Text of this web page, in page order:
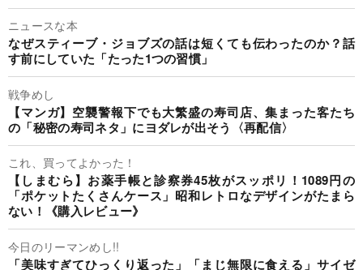
ニュースな本
なぜスティーブ・ジョブズの話は短くても伝わったのか？話
す前にしていた「たった1つの習慣」
戦争めし
【マンガ】空襲警報下でも大繁盛の寿司店、集まった客たち
の「秘密の寿司ネタ」にヨダレが出そう〈再配信〉
これ、買ってよかった！
【しまむら】お薬手帳と診察券45枚がスッポリ！1089円の
「ポケットたくさんケース」昭和レトロなデザインがたまら
ない！《購入レビュー》
今日のリーマンめし!!
「美味すぎてひっくり返った」「まじ無限に食える」サイゼ